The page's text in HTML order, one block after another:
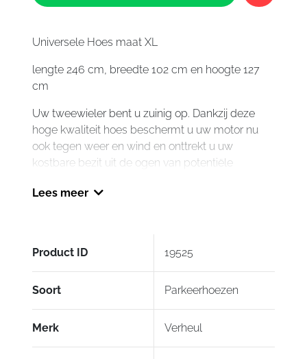
Universele Hoes maat XL
lengte 246 cm, breedte 102 cm en hoogte 127
cm
Uw tweewieler bent u zuinig op. Dankzij deze
hoge kwaliteit hoes beschermt u uw motor nu
ook tegen weer en wind en onttrekt u uw
kostbare bezit uit de ogen van potentiële
waterafstotend en luchtdoorlatend. Daarnaast
wordt uw kostbare bezit beschermd tegen de
schadelijke UV-straling, die de lak van uw
Door de zeer goede ademende werking
voorkomt u condensvorming vanwege haar
Lees meer
Product ID 19525
Soort Parkeerhoezen
Merk Verheul